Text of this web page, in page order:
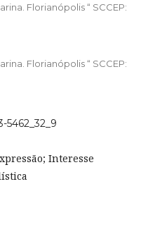
Florianópolis “ SCCEP:
Florianópolis “ SCCEP:
5462_32_9
Interesse